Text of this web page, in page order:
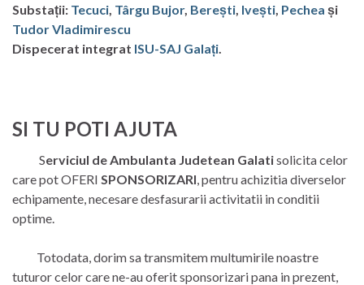
Substații: Tecuci, Târgu Bujor, Berești, Ivești, Pechea și
Tudor Vladimirescu
Dispecerat integrat ISU-SAJ Galați.
SI TU POTI AJUTA
Serviciul de Ambulanta Judetean Galatisolicita celor
care pot OFERI SPONSORIZARI, pentru achizitia diverselor
echipamente, necesare desfasurarii activitatii in conditii
optime.
Totodata, dorim sa transmitem multumirile noastre
tuturor celor care ne-au oferit sponsorizari pana in prezent,